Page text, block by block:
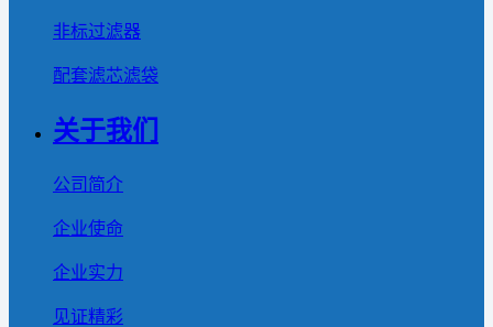
非标过滤器
配套滤芯滤袋
关于我们
公司简介
企业使命
企业实力
见证精彩